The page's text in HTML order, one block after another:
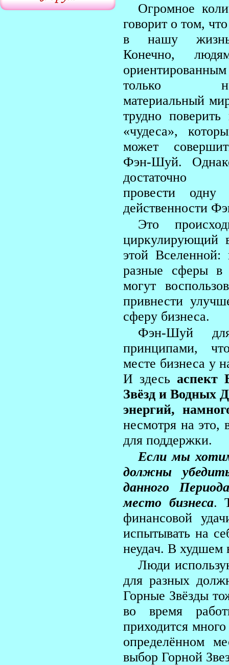
Огромное
говорит о том,
в нашу
Конечно,
ориентированным
только
материальный
трудно поверить
«чудеса»,
может
Фэн-Шуй.
достаточно
провести одну
действенности
Это
циркулирующий
этой
разные сферы
могут
привнести
сферу бизнеса.
Фэн-Шуй
принципами,
месте бизнеса у
И здесь аспект
Звёзд и Водных
энергий,
несмотря на это,
для поддержки.
Если мы
должны
данного
место бизнеса.
финансовой
испытывать на
неудач. В худшем
Люди
для разных
Горные Звёзды
во время
приходится
определённом
выбор Горной